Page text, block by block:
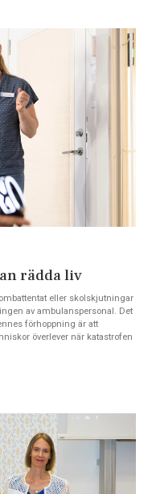
rädda liv
eller skolskjutningar
av ambulanspersonal. Det
förhoppning är att
överlever när katastrofen